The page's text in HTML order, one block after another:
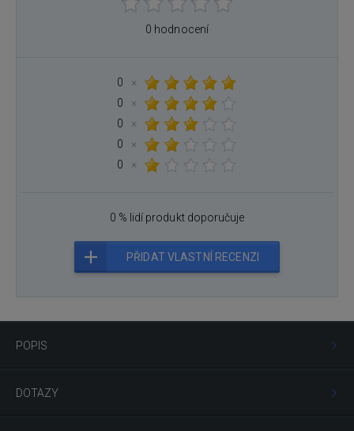
POPIS
DOTAZY
0 hodnocení
0
×
0
×
0
×
0
×
0
×
0 % lidí produkt doporučuje
PŘIDAT VLASTNÍ RECENZI